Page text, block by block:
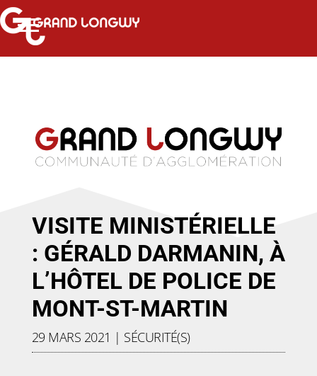
VISITE MINISTÉRIELLE
: GÉRALD DARMANIN, À
L’HÔTEL DE POLICE DE
MONT-ST-MARTIN
29 MARS 2021 | SÉCURITÉ(S)